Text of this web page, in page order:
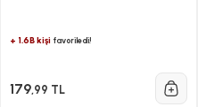
+ 1.6B kişi favoriledi!
179,99 TL